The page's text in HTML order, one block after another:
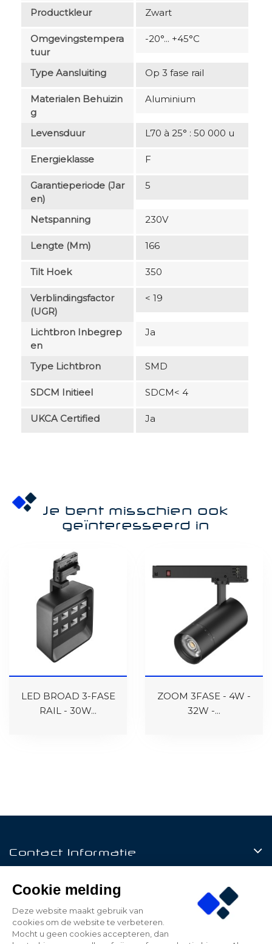
Productkleur Zwart
Omgevingstempera
Tuur
-20°... +45°C
Type Aansluiting Op 3 fase rail
Materialen Behuizin
G
Aluminium
Levensduur L70 à 25° : 50 000 u
Energieklasse F
Garantieperiode (jar
En)
5
Netspanning 230V
Lengte (mm) 166
Tilt Hoek 350
Verblindingsfactor
(UGR)
< 19
Lichtbron Inbegrep
En
Ja
Type Lichtbron SMD
SDCM Initieel SDCM< 4
UKCA Certified Ja
Je bent misschien ook
geïnteresseerd in
LED BROAD 3-FASE
RAIL - 30W...
ZOOM 3FASE - 4W -
32W -...
Contact Informatie
Mijn Account
Cookie melding
Deze website maakt gebruik van
cookies om de website te verbeteren.
Mocht u geen cookies accepteren, dan